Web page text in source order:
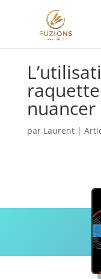
nuancer
par Laurent|